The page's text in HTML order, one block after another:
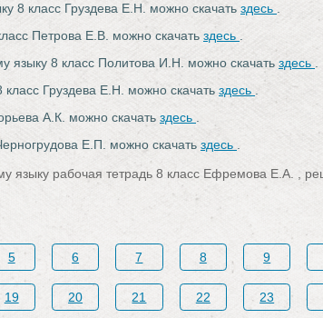
8 класс Груздева Е.Н. можно скачать здесь
Петрова Е.В. можно скачать здесь
языку 8 класс Политова И.Н. можно скачать здесь
Груздева Е.Н. можно скачать здесь
А.К. можно скачать здесь
Е.П. можно скачать здесь
языку рабочая тетрадь 8 класс Ефремова Е.А. ,
5 6 7 8 9
19 20 21 22 23